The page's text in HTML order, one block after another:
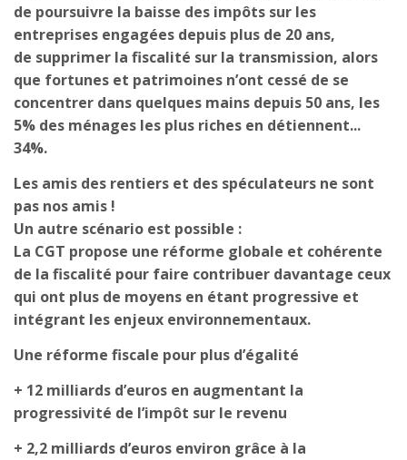
de poursuivre la baisse des impôts sur les
entreprises engagées depuis plus de 20 ans,
de supprimer la fiscalité sur la transmission, alors
que fortunes et patrimoines n’ont cessé de se
concentrer dans quelques mains depuis 50 ans, les
5% des ménages les plus riches en détiennent...
34%.
Les amis des rentiers et des spéculateurs ne sont
pas nos amis !
Un autre scénario est possible :
La CGT propose une réforme globale et cohérente
de la fiscalité pour faire contribuer davantage ceux
qui ont plus de moyens en étant progressive et
intégrant les enjeux environnementaux.
Une réforme fiscale pour plus d’égalité
+ 12 milliards d’euros en augmentant la
progressivité de l’impôt sur le revenu
+ 2,2 milliards d’euros environ grâce à la